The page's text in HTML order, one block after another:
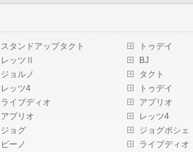
スタンドアップタクト
トゥデイ
レッツⅡ
BJ
ジョルノ
タクト
レッツ4
トゥデイ
ライブディオ
アプリオ
アプリオ
レッツ4
ジョグ
ジョグポシェ
ビーノ
ライブディオ